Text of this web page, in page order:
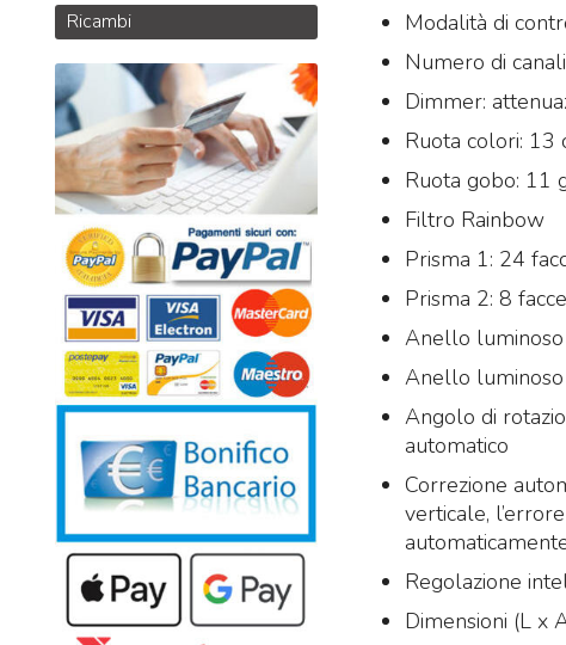
Modalità di
Numero di
Dimmer:
Ruota colori: 13
Ruota gobo: 11
Filtro Rainbow
Prisma 1: 24
Prisma 2: 8 facce
Anello
Anello
Angolo di
automatico
Correzione
verticale,
Regolazione
Dimensioni (L x
Ricambi